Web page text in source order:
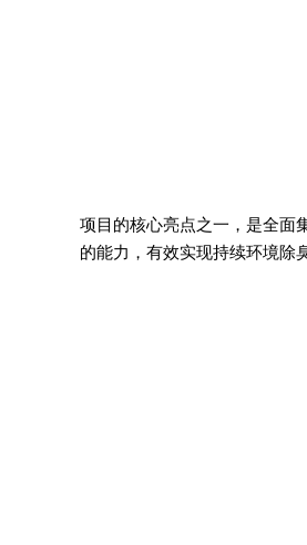
项目的核心亮点之一，是全面
的能力 ，有效实现持续环境除